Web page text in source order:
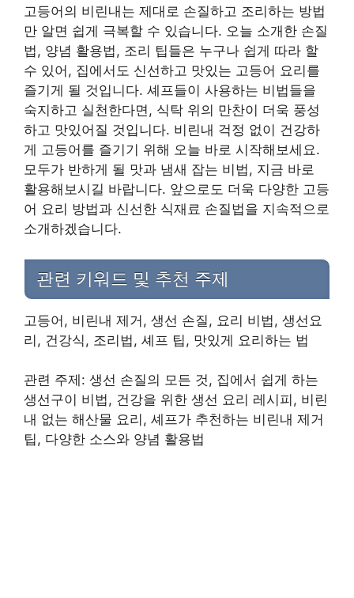
고등어의 비린내는 제대로 손질하고 조리하는 방법
만 알면 쉽게 극복할 수 있습니다. 오늘 소개한 손질
법, 양념 활용법, 조리 팁들은 누구나 쉽게 따라 할
수 있어, 집에서도 신선하고 맛있는 고등어 요리를
즐기게 될 것입니다. 셰프들이 사용하는 비법들을
숙지하고 실천한다면, 식탁 위의 만찬이 더욱 풍성
하고 맛있어질 것입니다. 비린내 걱정 없이 건강하
게 고등어를 즐기기 위해 오늘 바로 시작해보세요.
모두가 반하게 될 맛과 냄새 잡는 비법, 지금 바로
활용해보시길 바랍니다. 앞으로도 더욱 다양한 고등
어 요리 방법과 신선한 식재료 손질법을 지속적으로
소개하겠습니다.
관련 키워드 및 추천 주제
고등어, 비린내 제거, 생선 손질, 요리 비법, 생선요
리, 건강식, 조리법, 셰프 팁, 맛있게 요리하는 법
관련 주제: 생선 손질의 모든 것, 집에서 쉽게 하는
생선구이 비법, 건강을 위한 생선 요리 레시피, 비린
내 없는 해산물 요리, 셰프가 추천하는 비린내 제거
팁, 다양한 소스와 양념 활용법